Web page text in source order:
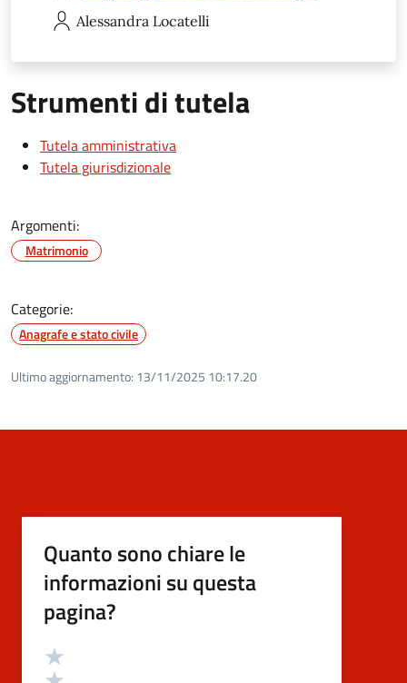
Alessandra Locatelli
Strumenti di tutela
Tutela amministrativa
Tutela giurisdizionale
Argomenti:
Matrimonio
Categorie:
Anagrafe e stato civile
Ultimo aggiornamento: 13/11/2025 10:17.20
Quanto sono chiare le
informazioni su questa
pagina?
Valutazione